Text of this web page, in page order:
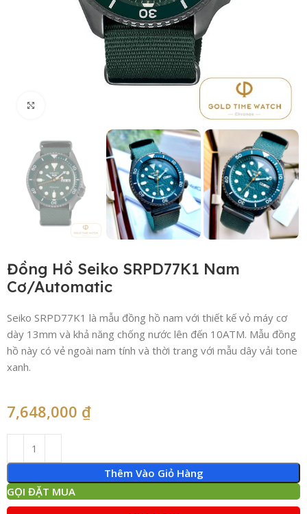
Đồng Hồ Seiko SRPD77K1 Nam
Cơ/Automatic
Seiko SRPD77K1 là mẫu đồng hồ nam với thiết kế vỏ máy cơ
dày 13mm và khả năng chống nước lên đến 10ATM. Mẫu đồng
hồ này có vẻ ngoài nam tính và thời trang với mẫu dây vải tone
xanh.
7,648,000 ₫
Thêm Vào Giỏ Hàng
GỌI ĐẶT MUA